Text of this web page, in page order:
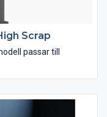
Scrap
passar till